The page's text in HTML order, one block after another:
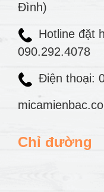
Đình)
Hotline đặt
090.292.4078
Điện thoại:
Chỉ đường